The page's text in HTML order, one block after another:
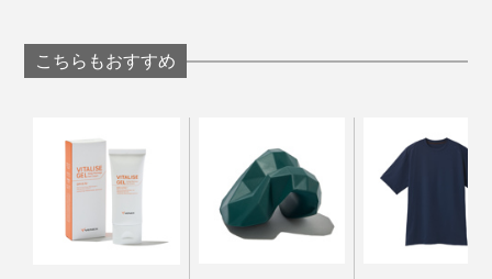
使っていくうちに、自分が「気持ちいい！」と感じるマ
ッサージが、ドンドン見つかるはずです。
内田販売システムの代表、内田広子さんは、過去に腰を
してつくった形です」と話します。
こちらもおすすめ